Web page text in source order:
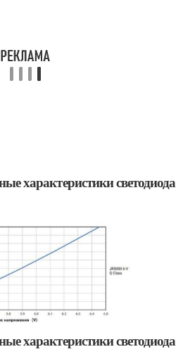
характеристики светодиода
характеристики светодиода